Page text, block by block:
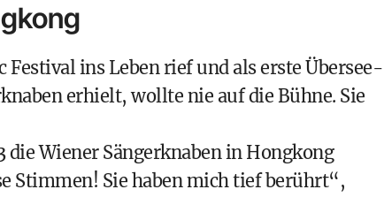
Festival ins Leben rief und als erste Übersee-
erhielt, wollte nie auf die Bühne. Sie
Wiener Sängerknaben in Hongkong
Stimmen! Sie haben mich tief berührt“,